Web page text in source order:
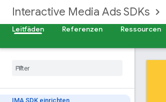
Interactive Media Ads SDKs
Leitfäden Referenzen Ressourcen
IMA SDK einrichten